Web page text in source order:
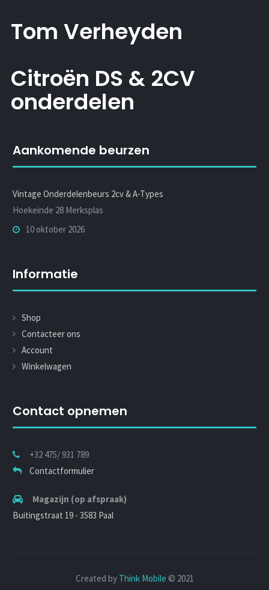
Tom Verheyden
Citroën DS & 2CV
onderdelen
Aankomende beurzen
Vintage Onderdelenbeurs 2cv & A-Types
Hoekeinde 28 Merksplas
10 oktober 2026
Informatie
Shop
Contacteer ons
Account
Winkelwagen
Contact opnemen
+32 475/ 931 789
Contactformulier
Magazijn (op afspraak)
Buitingstraat 19 - 3583 Paal
Created by Think Mobile © 2021